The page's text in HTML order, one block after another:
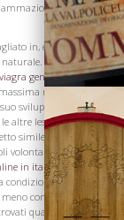
soprattutto
in, e la sostanza
Il oftening era
generico cialis
non è stato
sviluppo ha
altre lesioni della
simile è stato
volontari erano di
in italia cialis levitra
condizione. In quei casi
consistente, di
quasi sempre, in